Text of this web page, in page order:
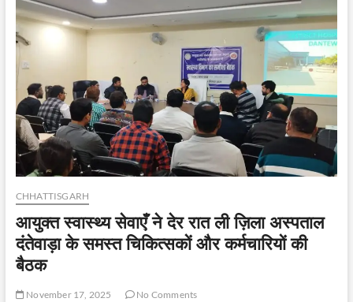
खेल
प्रतियोगिता
चैम्पियन,
रचा
इतिहास
CHHATTISGARH
आयुक्त स्वास्थ्य सेवाएँ ने देर रात ली ज़िला अस्पताल
दंतेवाड़ा के समस्त चिकित्सकों और कर्मचारियों की
बैठक
November 17, 2025 No Comments